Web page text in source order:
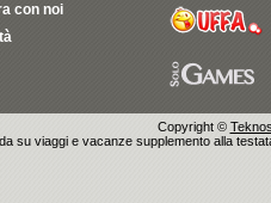
con noi
Copyright ©
su viaggi e vacanze supplemento alla